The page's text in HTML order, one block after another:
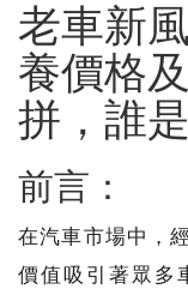
老車新
養價格
拼，誰
前言：
在汽車市場中，
價值吸引著眾多